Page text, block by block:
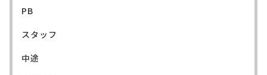
PB
スタッフ
中途